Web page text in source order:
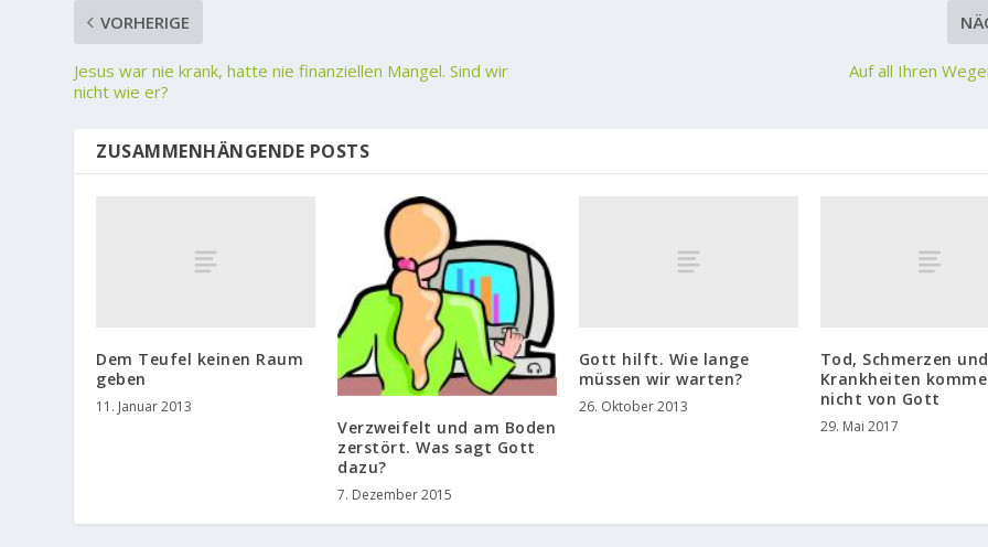
VORHERIGE
Jesus war nie krank, hatte nie finanziellen Mangel. Sind wir
nicht wie er?
Auf all Ihren
ZUSAMMENHÄNGENDE POSTS
Dem Teufel keinen Raum
geben
11. Januar 2013
Verzweifelt und am Boden
zerstört. Was sagt Gott
dazu?
7. Dezember 2015
Gott hilft. Wie lange
müssen wir warten?
26. Oktober 2013
Tod, Schmerzen und
Krankheiten
nicht von Gott
29. Mai 2017